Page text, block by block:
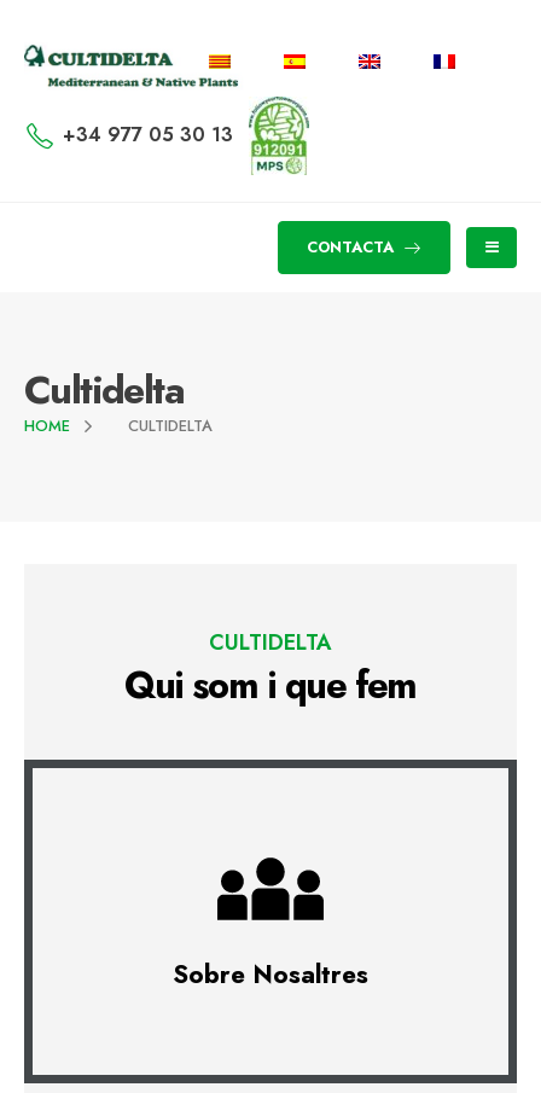
+34 977 05 30 13
CONTACTA
Cultidelta
HOME CULTIDELTA
CULTIDELTA
Qui som i que fem
Sobre Nosaltres